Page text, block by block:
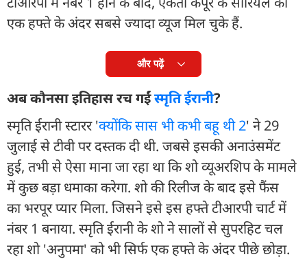
एक हफ्ते के अंदर सबसे ज्यादा व्यूज मिल चुके हैं.
और पढ़ें
अब कौनसा इतिहास रच गईंस्मृति ईरानी?
स्मृति ईरानी स्टारर 'क्योंकि सास भी कभी बहू थी 2' ने 29
जुलाई से टीवी पर दस्तक दी थी. जबसे इसकी अनाउंसमेंट
हुई, तभी से ऐसा माना जा रहा था कि शो व्यूअरशिप के मामले
में कुछ बड़ा धमाका करेगा. शो की रिलीज के बाद इसे फैंस
का भरपूर प्यार मिला. जिसने इसे इस हफ्ते टीआरपी चार्ट में
नंबर 1 बनाया. स्मृति ईरानी के शो ने सालों से सुपरहिट चल
रहा शो 'अनुपमा' को भी सिर्फ एक हफ्ते के अंदर पीछे छोड़ा.